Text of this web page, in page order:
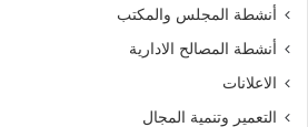
أنشطة المجلس والمكتب
أنشطة المصالح الادارية
الاعلانات
التعمير وتنمية المجال